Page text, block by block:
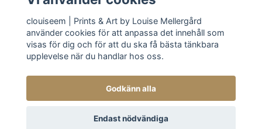
Sociala medier
© 2026 clouiseem | Prints & Art by Louise Mellergård
clouiseem | Prints & Art by Louise Mellergård
använder cookies för att anpassa det innehåll som
visas för dig och för att du ska få bästa tänkbara
upplevelse när du handlar hos oss.
Godkänn alla
Endast nödvändiga